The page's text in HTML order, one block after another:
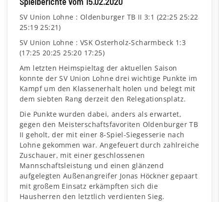
SV Union Lohne : Oldenburger TB II 3:1 (22:25 25:22
25:19 25:21)
SV Union Lohne : VSK Osterholz-Scharmbeck 1:3
(17:25 20:25 25:20 17:25)
Am letzten Heimspieltag der aktuellen Saison
konnte der SV Union Lohne drei wichtige Punkte im
Kampf um den Klassenerhalt holen und belegt mit
dem siebten Rang derzeit den Relegationsplatz.
Die Punkte wurden dabei, anders als erwartet,
gegen den Meisterschaftsfavoriten Oldenburger TB
II geholt, der mit einer 8-Spiel-Siegesserie nach
Lohne gekommen war. Angefeuert durch zahlreiche
Zuschauer, mit einer geschlossenen
Mannschaftsleistung und einen glänzend
aufgelegten Außenangreifer Jonas Höckner gepaart
mit großem Einsatz erkämpften sich die
Hausherren den letztlich verdienten Sieg.